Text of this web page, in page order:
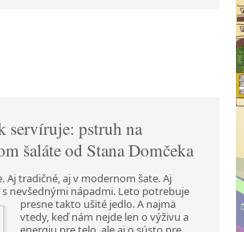
servíruje: pstruh na
šaláte od Stana Domčeka
Aj tradičné, aj v modernom šate. Aj
nevšednými nápadmi. Leto potrebuje
presne takto ušité jedlo. A najmä
vtedy, keď nám nejde len o výživu a